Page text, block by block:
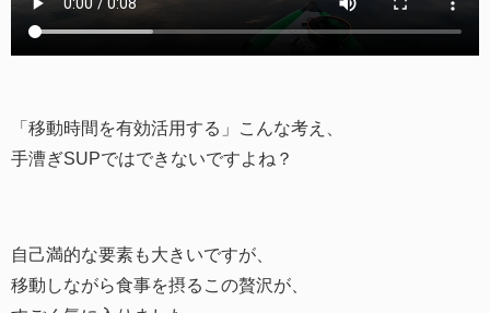
「移動時間を有効活用する」こんな考え、
手漕ぎSUPではできないですよね？
自己満的な要素も大きいですが、
移動しながら食事を摂るこの贅沢が、